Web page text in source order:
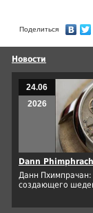
Поделиться
Новости
24.06
2026
Dann
Данн Пхимпрачан:
создающего